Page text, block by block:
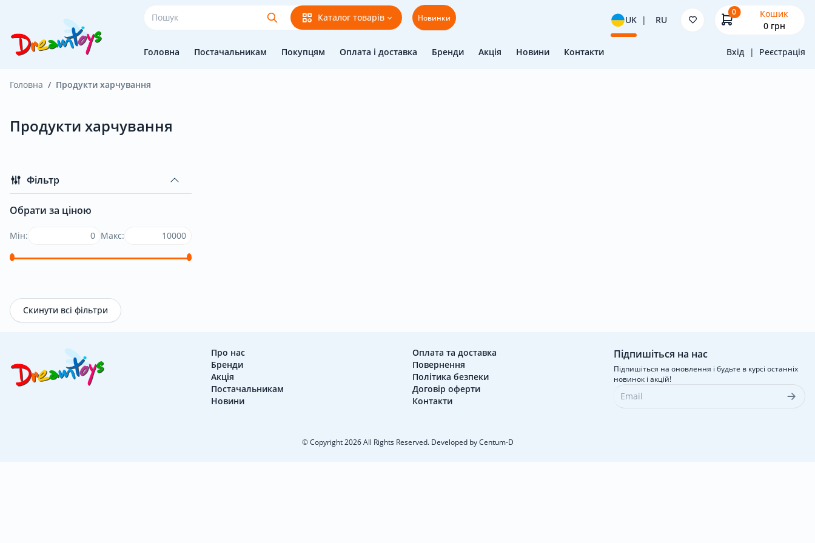
Каталог товарів Новинки UK | RU
0
Кошик
0грн
Головна Постачальникам Покупцям Оплата і доставка Бренди Акція Новини Контакти Вхід | Реєстрація
Покупцям
Оплата і доставка
Новини
Бренди
Акція
Головна Продукти харчування
Продукти харчування
Фільтр
Обрати за ціною
Мін: Макс:
Скинути всі фільтри
Про нас
Бренди
Акція
Постачальникам
Новини
Оплата та доставка
Повернення
Політика безпеки
Договір оферти
Контакти
Підпишіться на нас
Підпишіться на оновлення і будьте в курсі останніх
новинок і акцій!
© Copyright 2026 All Rights Reserved. Developed byCentum-D